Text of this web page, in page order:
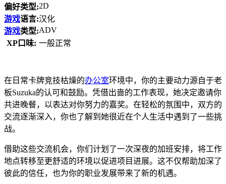
偏好类型:2D
游戏语言:汉化
游戏类型:ADV
XP口味: 一般正常
在日常卡牌竞技枯燥的办公室环境中，你的主要动力源自于老
板Suzuka的认可和鼓励。凭借出啬的工作表现，她决定邀请你
共进晚餐，以表达对你努力的嘉奖。在轻松的氛围中，双方的
交流逐渐深入，你也了解到她很近在个人生活中遇到了一些挑
战。
借助这些交流机会，你们计划了一次深夜的加班安排，将工作
地点转移至更舒适的环境以促进项目进展。这不仅帮助加深了
彼此的信任，也为你的职业发展带来了新的机遇。